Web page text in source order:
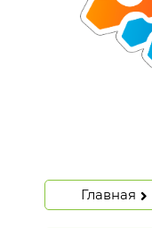
Главная